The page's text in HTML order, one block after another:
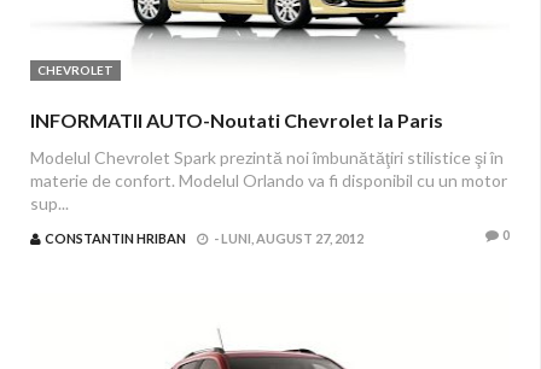
CHEVROLET
INFORMATII AUTO-Noutati Chevrolet la Paris
Modelul Chevrolet Spark prezintă noi îmbunătăţiri stilistice şi în
materie de confort. Modelul Orlando va fi disponibil cu un motor
sup...
CONSTANTIN HRIBAN -LUNI, AUGUST 27, 2012 0